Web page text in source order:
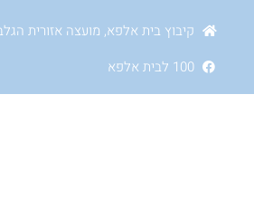
קיבוץ בית אלפא, מועצה אזורית
100 לבית אלפא